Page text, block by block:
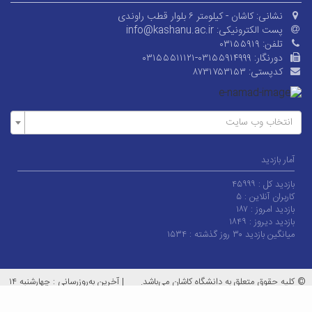
نشانی: کاشان - کیلومتر ۶ بلوار قطب راوندی
پست الکترونیکی: info@kashanu.ac.ir
تلفن: ۰۳۱۵۵۹۱۹
دورنگار: ۰۳۱۵۵۵۱۱۱۲۱-۰۳۱۵۵۹۱۴۹۹۹
کدپستی: ۸۷۳۱۷۵۳۱۵۳
انتخاب وب سایت
آمار بازدید
بازدید کل : ۴۵۹۹۹
کاربران آنلاین : ۵
بازدید امروز : ۱۸۷
بازدید دیروز : ۱۸۴۹
میانگین بازدید ۳۰ روز گذشته :
۱۵۳۴
© کلیه حقوق متعلق به دانشگاه کاشان می‌باشد. |
آخرین به‌روزرسانی : چهارشنبه ۱۴